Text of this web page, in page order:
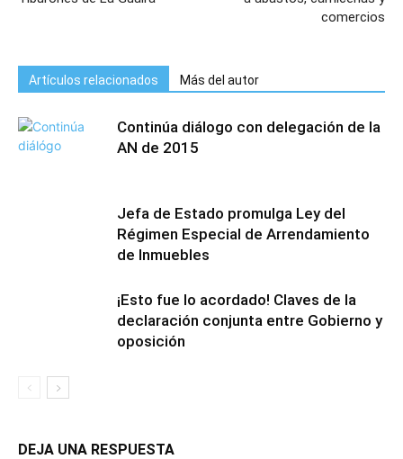
comercios
Artículos relacionados Más del autor
Continúa diálogo con delegación de la
AN de 2015
Jefa de Estado promulga Ley del
Régimen Especial de Arrendamiento
de Inmuebles
¡Esto fue lo acordado! Claves de la
declaración conjunta entre Gobierno y
oposición
DEJA UNA RESPUESTA